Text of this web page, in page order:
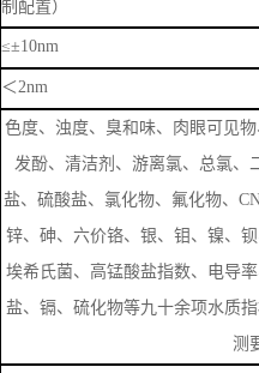
制配置）
≤±10nm
＜2nm
色度、浊度、臭和味、肉眼可见物
发酚、清洁剂、游离氯、总氯、
盐、硫酸盐、氯化物、氟化物、
锌、砷、六价铬、银、钼、镍、
埃希氏菌、高锰酸盐指数、电导
盐、镉、硫化物等九十余项水质
测